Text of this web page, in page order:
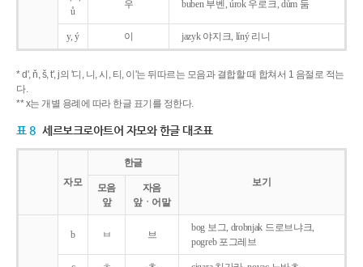
ů
우 buben 부벤, úrok 우로크, dům 둠
y, ý 이 jazyk야지크, líný 리니
* d', ň, š, t', j의 '디, 니, 시, 티, 이'는 뒤따르는 모음과 결합할 때 합쳐서 1 음절로 적는
다.
** x는 개별 용례에 따라 한글 표기를 정한다.
표 8 세르보크로아트어 자모와 한글 대조표
자모
한글
보기
모음
앞
자음
앞ㆍ어말
b ㅂ 브
bog 보그, drobnjak 드로브냐크,
pogreb 포그레브